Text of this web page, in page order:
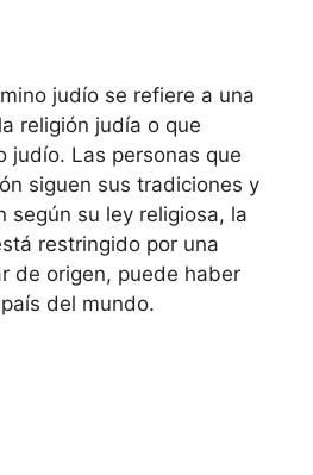
judío se refiere a una
religión judía o que
judío. Las personas que
siguen sus tradiciones y
según su ley religiosa, la
restringido por una
de origen, puede haber
del mundo.